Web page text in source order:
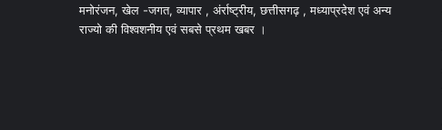
मनोरंजन, खेल -जगत, व्यापार , अंर्राष्ट्रीय, छत्तीसगढ़ , मध्याप्रदेश एवं अन्य
राज्यो की विश्वशनीय एवं सबसे प्रथम खबर ।